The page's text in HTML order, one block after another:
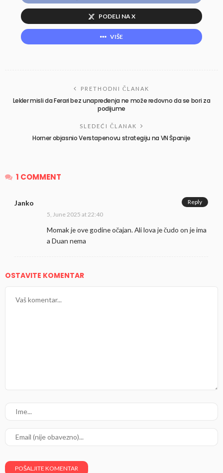
PODELI NA X
VIŠE
PRETHODNI ČLANAK
Lekler misli da Ferari bez unapređenja ne može redovno da se bori za
podijume
SLEDEĆI ČLANAK
Horner objasnio Verstapenovu strategiju na VN Španije
1 COMMENT
Janko
5, June 2025 at 22:40
Momak je ove godine očajan. Ali lova je čudo on je ima
a Duan nema
Reply
OSTAVITE KOMENTAR